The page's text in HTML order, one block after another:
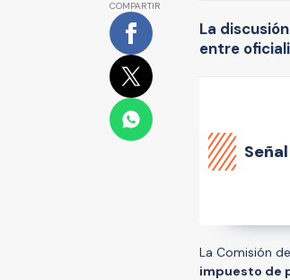
COMPARTIR
La
entre
Señal
La Comisión
impuesto de